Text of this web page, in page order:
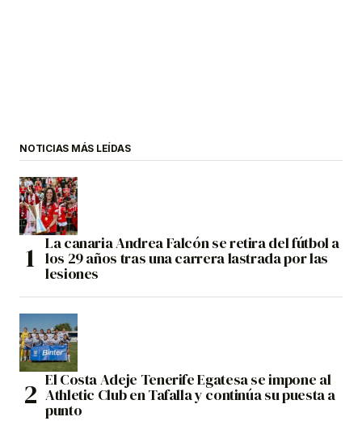
NOTICIAS MÁS LEÍDAS
La canaria Andrea Falcón se retira del fútbol a
los 29 años tras una carrera lastrada por las
lesiones
El Costa Adeje Tenerife Egatesa se impone al
Athletic Club en Tafalla y continúa su puesta a
punto